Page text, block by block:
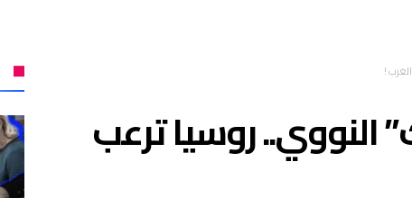
!
النووي.. روسيا ترعب